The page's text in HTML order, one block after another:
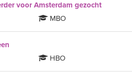
voor Amsterdam gezocht
MBO
HBO